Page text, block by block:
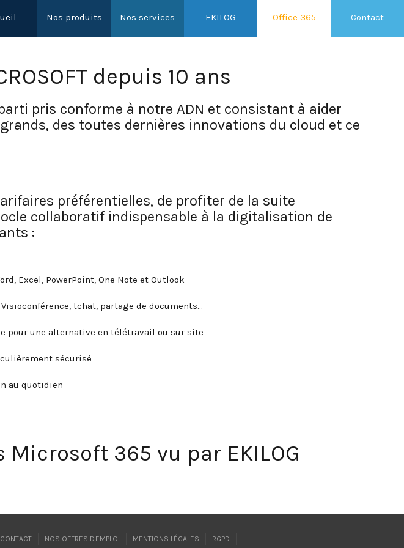
Nos produits Nos services EKILOG Office 365 Contact
depuis 10 ans
pris conforme à notre ADN et consistant à aider
des toutes dernières innovations du cloud et ce
préférentielles, de profiter de la suite
collaboratif indispensable à la digitalisation de
:
Excel, PowerPoint, One Note et Outlook
tchat, partage de documents…
pour une alternative en télétravail ou sur site
sécurisé
au quotidien
365 vu par EKILOG
CONTACT NOS OFFRES D'EMPLOI MENTIONS LÉGALES RGPD